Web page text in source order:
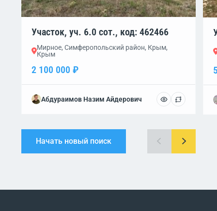
Участок, уч. 6.0 сот., код: 462466
Мирное, Симферопольский район, Крым,
Крым
2 100 000 ₽
Абдураимов Назим Айдерович
Начать новый поиск